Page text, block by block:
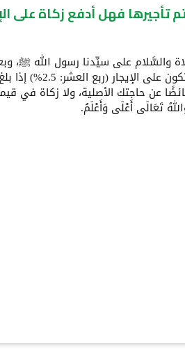
فهل أدفع زكاة على
والسَّلام على سيِّدنا رسول الله ﷺ،
فالزكاة في هذه الحالة تكون على
عن حاجتك الأصلية، ولا زكاة في
تَعَالَى أَعْلَى وَأَعْلَمُ.